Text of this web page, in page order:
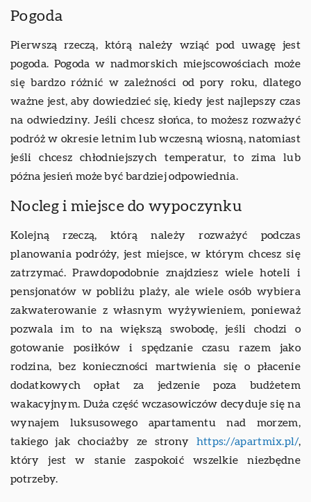
Pogoda
Pierwszą rzeczą, którą należy wziąć pod uwagę jest
pogoda. Pogoda w nadmorskich miejscowościach może
się bardzo różnić w zależności od pory roku, dlatego
ważne jest, aby dowiedzieć się, kiedy jest najlepszy czas
na odwiedziny. Jeśli chcesz słońca, to możesz rozważyć
podróż w okresie letnim lub wczesną wiosną, natomiast
jeśli chcesz chłodniejszych temperatur, to zima lub
późna jesień może być bardziej odpowiednia.
Nocleg i miejsce do wypoczynku
Kolejną rzeczą, którą należy rozważyć podczas
planowania podróży, jest miejsce, w którym chcesz się
zatrzymać. Prawdopodobnie znajdziesz wiele hoteli i
pensjonatów w pobliżu plaży, ale wiele osób wybiera
zakwaterowanie z własnym wyżywieniem, ponieważ
pozwala im to na większą swobodę, jeśli chodzi o
gotowanie posiłków i spędzanie czasu razem jako
rodzina, bez konieczności martwienia się o płacenie
dodatkowych opłat za jedzenie poza budżetem
wakacyjnym. Duża część wczasowiczów decyduje się na
wynajem luksusowego apartamentu nad morzem,
takiego jak chociażby ze strony https://apartmix.pl/,
który jest w stanie zaspokoić wszelkie niezbędne
potrzeby.